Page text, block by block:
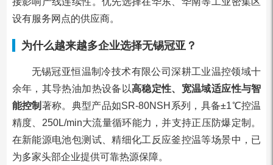
设有服务网点的供应商。
为什么越来越多企业选择无锡冠亚？
无锡冠亚恒温制冷技术有限公司深耕工业温控领域十
余年，其导热油加热设备以高稳定性、宽温域适应性与智
能控制 著称。典型产品如SR-80NSH系列，具备±1℃控温
精度、250L/min大流量循环能力，并支持正压防爆定制。
在新能源电池包测试、精细化工反应釜控温等场景中，已
为多家头部企业提供可靠热源保障。